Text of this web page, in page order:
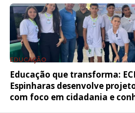
EDUCAÇÃO
Educação que transforma:
Espinharas desenvolve
com foco em cidadania e